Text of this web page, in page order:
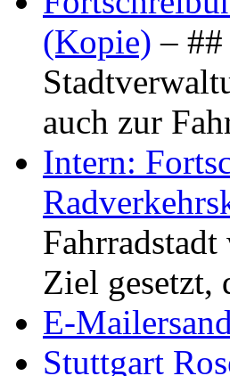
(Kopie) –
auch zur
Intern:
Ziel gesetzt,
E-
Stuttgart